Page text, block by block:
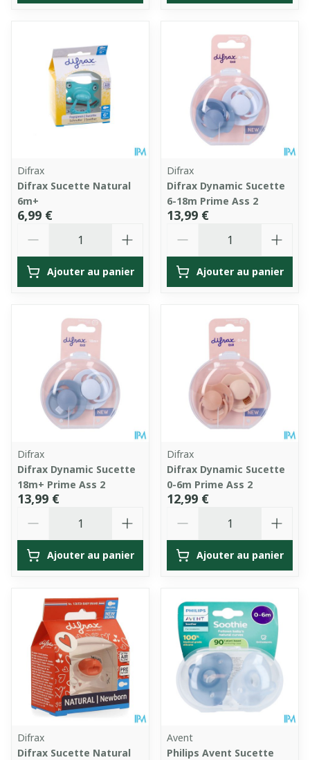
Difrax
Difrax Sucette Natural
6m+
6,99 €
Ajouter au panier
Difrax
Difrax Dynamic Sucette
6-18m Prime Ass 2
13,99 €
Ajouter au panier
Difrax
Difrax Dynamic Sucette
18m+ Prime Ass 2
13,99 €
Ajouter au panier
Difrax
Difrax Dynamic Sucette
0-6m Prime Ass 2
12,99 €
Ajouter au panier
Difrax
Difrax Sucette Natural
Avent
Philips Avent Sucette